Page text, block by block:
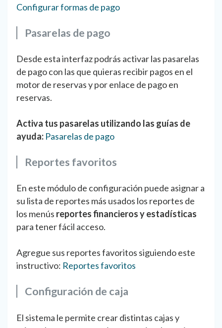
Configurar formas de pago
Pasarelas de pago
Desde esta interfaz podrás activar las pasarelas
de pago con las que quieras recibir pagos en el
motor de reservas y por enlace de pago en
reservas.
Activa tus pasarelas utilizando las guías de
ayuda: Pasarelas de pago
Reportes favoritos
En este módulo de configuración puede asignar a
su lista de reportes más usados los reportes de
los menús reportes financieros y estadísticas
para tener fácil acceso.
Agregue sus reportes favoritos siguiendo este
instructivo: Reportes favoritos
Configuración de caja
El sistema le permite crear distintas cajas y